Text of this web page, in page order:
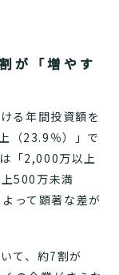
が「増やす
る年間投資額を
（23.9％）」で
「2,000万以上
500万未満
って顕著な差が
て、約7割が